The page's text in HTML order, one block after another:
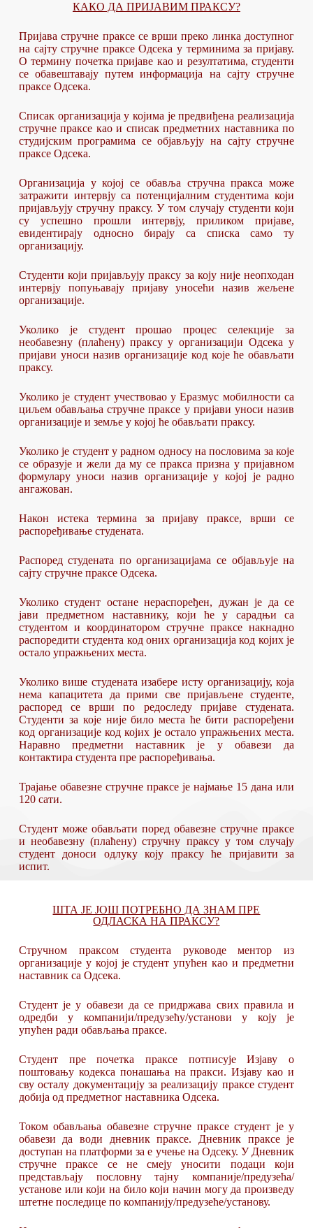
КАКО ДА ПРИЈАВИМ ПРАКСУ?
Пријава стручне праксе се врши преко линка доступног
на сајту стручне праксе Одсека у терминима за пријаву.
О термину почетка пријаве као и резултатима, студенти
се обавештавају путем информација на сајту стручне
праксе Одсека.
Списак организација у којима је предвиђена реализација
стручне праксе као и списак предметних наставника по
студијским програмима се објављују на сајту стручне
праксе Одсека.
Организација у којој се обавља стручна пракса може
затражити интервју са потенцијалним студентима који
пријављују стручну праксу. У том случају студенти који
су успешно прошли интервју, приликом пријаве,
евидентирају односно бирају са списка само ту
организацију.
Студенти који пријављују праксу за коју није неопходан
интервју попуњавају пријаву уносећи назив жељене
организације.
Уколико је студент прошао процес селекције за
необавезну (плаћену) праксу у организацији Одсека у
пријави уноси назив организације код које ће обављати
праксу.
Уколико је студент учествовао у Еразмус мобилности са
циљем обављања стручне праксе у пријави уноси назив
организације и земље у којој ће обављати праксу.
Уколико је студент у радном односу на пословима за које
се образује и жели да му се пракса призна у пријавном
формулару уноси назив организације у којој је радно
ангажован.
Након истека термина за пријаву праксе, врши се
распоређивање студената.
Распоред студената по организацијама се објављује на
сајту стручне праксе Одсека.
Уколико студент остане нераспоређен, дужан је да се
јави предметном наставнику, који ће у сарадњи са
студентом и координатором стручне праксе накнадно
распоредити студента код оних организација код којих је
остало упражњених места.
Уколико више студената изабере исту организацију, која
нема капацитета да прими све пријављене студенте,
распоред се врши по редоследу пријаве студената.
Студенти за које није било места ће бити распоређени
код организације код којих је остало упражњених места.
Наравно предметни наставник је у обавези да
контактира студента пре распоређивања.
Трајање обавезне стручне праксе је најмање 15 дана или
120 сати.
Студент може обављати поред обавезне стручне праксе
и необавезну (плаћену) стручну праксу у том случају
студент доноси одлуку коју праксу ће пријавити за
испит.
ШТА ЈЕ ЈОШ ПОТРЕБНО ДА ЗНАМ ПРЕ
ОДЛАСКА НА ПРАКСУ?
Стручном праксом студента руководе ментор из
организације у којој је студент упућен као и предметни
наставник са Одсека.
Студент је у обавези да се придржава свих правила и
одредби у компанији/предузећу/установи у коју је
упућен ради обављања праксе.
Студент пре почетка праксе потписује Изјаву о
поштовању кодекса понашања на пракси. Изјаву као и
сву осталу документацију за реализацију праксе студент
добија од предметног наставника Одсека.
Током обављања обавезне стручне праксе студент је у
обавези да води дневник праксе. Дневник праксе је
доступан на платформи за е учење на Одсеку. У Дневник
стручне праксе се не смеју уносити подаци који
представљају пословну тајну компаније/предузећа/
установе или који на било који начин могу да произведу
штетне последице по компанију/предузеће/установу.